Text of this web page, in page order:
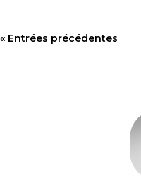
« Entrées précédentes